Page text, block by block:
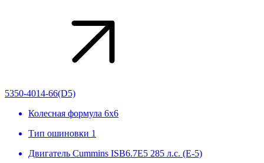
5350-4014-66(D5)
Колесная формула 6х6
Тип ошиновки 1
Двигатель Cummins ISB6.7E5 285 л.с. (Е-5)